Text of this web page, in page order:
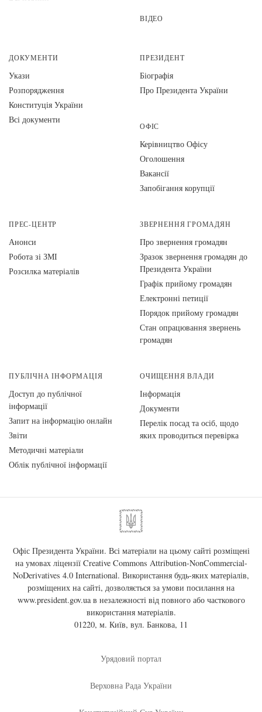
ВІДЕО
ДОКУМЕНТИ
Укази
Розпорядження
Конституція України
Всі документи
ПРЕЗИДЕНТ
Біографія
Про Президента України
ОФІС
Керівництво Офісу
Оголошення
Вакансії
Запобігання корупції
ПРЕС-ЦЕНТР
Анонси
Робота зі ЗМІ
Розсилка матеріалів
ЗВЕРНЕННЯ ГРОМАДЯН
Про звернення громадян
Зразок звернення громадян до
Президента України
Графік прийому громадян
Електронні петиції
Порядок прийому громадян
Стан опрацювання звернень
громадян
ПУБЛІЧНА ІНФОРМАЦІЯ
Доступ до публічної
інформації
Запит на інформацію онлайн
Звіти
Методичні матеріали
Облік публічної інформації
ОЧИЩЕННЯ ВЛАДИ
Інформація
Документи
Перелік посад та осіб, щодо
яких проводиться перевірка
Офіс Президента України. Всі матеріали на цьому сайті розміщені
на умовах ліцензії Creative Commons Attribution-NonCommercial-
NoDerivatives 4.0 International. Використання будь-яких матеріалів,
розміщених на сайті, дозволяється за умови посилання на
www.president.gov.uaв незалежності від повного або часткового
використання матеріалів.
01220, м. Київ, вул. Банкова, 11
Урядовий портал
Верховна Рада України